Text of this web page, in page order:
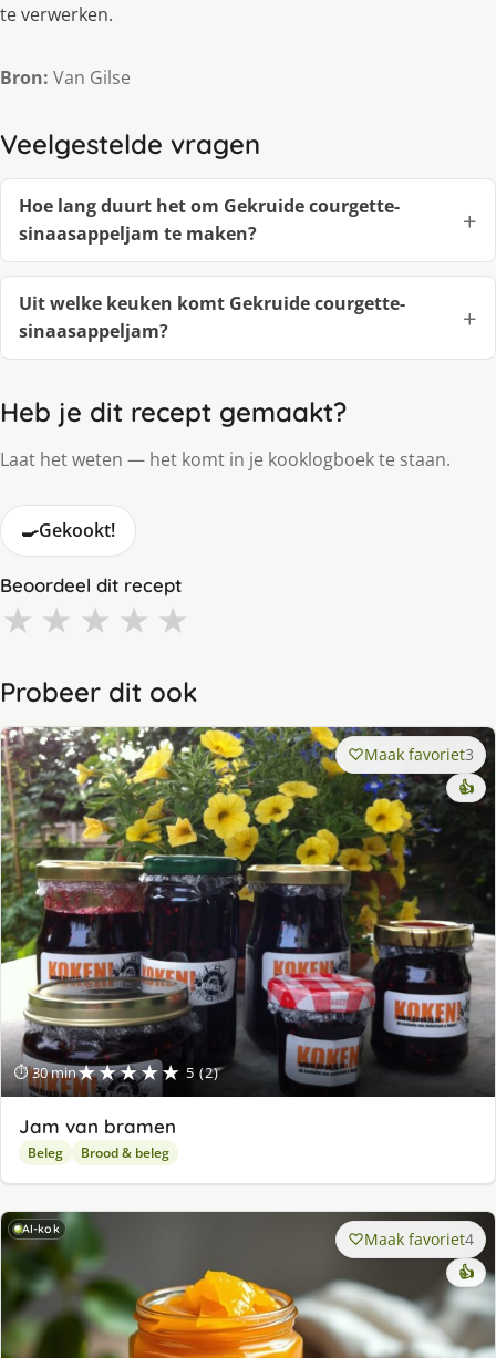
te verwerken.
Bron: Van Gilse
Veelgestelde vragen
Hoe lang duurt het om Gekruide courgette-
sinaasappeljam te maken?
Uit welke keuken komt Gekruide courgette-
sinaasappeljam?
Heb je dit recept gemaakt?
Laat het weten — het komt in je kooklogboek te staan.
🍳Gekookt!
Beoordeel dit recept
★ ★ ★ ★ ★
Probeer dit ook
⏱ 30 min★★★★★ 5 (2)
Maak favoriet3
👍
Jam van bramen
Beleg Brood & beleg
AI-kok Maak favoriet4
👍